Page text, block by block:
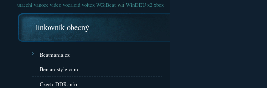
utacchi vanoce video vocaloid voltex WGiBeat wii WinDEU x2 xbox
linkovník obecný
Beatmania.cz
Bemanistyle.com
Czech-DDR.info